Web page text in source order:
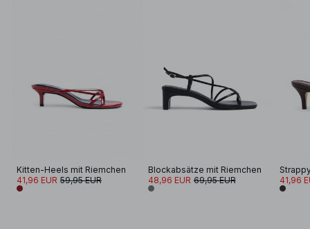
Kitten-Heels mit Riemchen
41,96 EUR 59,95 EUR
Blockabsätze mit Riemchen
48,96 EUR 69,95 EUR
41,96